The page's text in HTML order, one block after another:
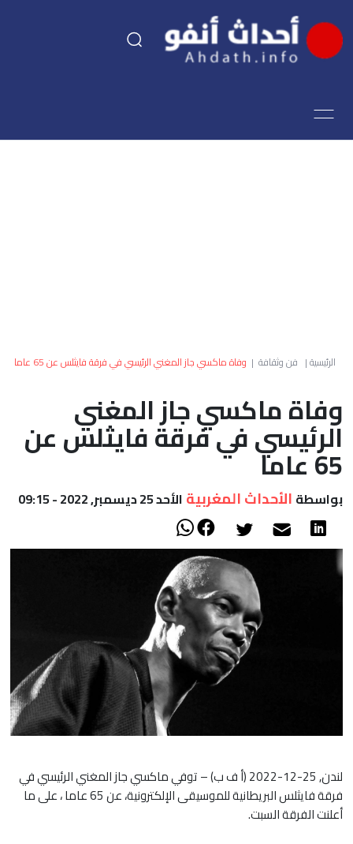
اقتصاد
العالم
أعمدة
الصحراء
الرئيسية| فن وثقافة | وفاة ماكسي جاز المغني الرئيسي في فرقة فايثلس عن 65 عاما
وفاة ماكسي جاز المغني
الرئيسي في فرقة فايثلس عن
65 عاما
بواسطة الأحداث المغربية الأحد 25 ديسمبر, 2022 - 09:15
لندن, 25-12-2022 (أ ف ب) – توفي ماكسي جاز المغني الرئيسي في
فرقة فايثلس البريطانية للموسيقى الإلكترونية، عن 65 عاما ، على ما
أعلنت الفرقة السبت.